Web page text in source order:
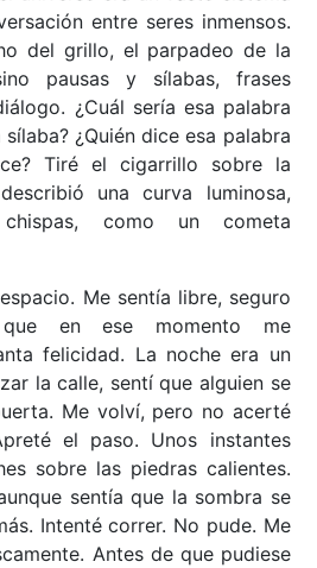
entre seres inmensos.
del grillo, el parpadeo de la
pausas y sílabas, frases
¿Cuál sería esa palabra
¿Quién dice esa palabra
Tiré el cigarrillo sobre la
una curva luminosa,
como un cometa
Me sentía libre, seguro
en ese momento me
felicidad. La noche era un
la calle, sentí que alguien se
Me volví, pero no acerté
el paso. Unos instantes
sobre las piedras calientes.
sentía que la sombra se
Intenté correr. No pude. Me
Antes de que pudiese